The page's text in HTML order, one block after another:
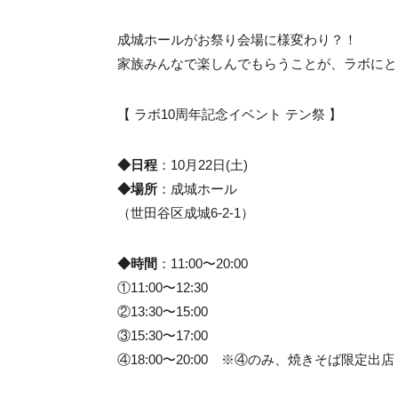
成城ホールがお祭り会場に様変わり？！
家族みんなで楽しんでもらうことが、ラボに
【 ラボ10周年記念イベント テン祭 】
◆日程 ：10月22日(土)
◆場所 ：成城ホール
（世田谷区成城6-2-1）
◆時間 ：11:00〜20:00
①11:00〜12:30
②13:30〜15:00
③15:30〜17:00
④18:00〜20:00 ※④のみ、焼きそば限定出店